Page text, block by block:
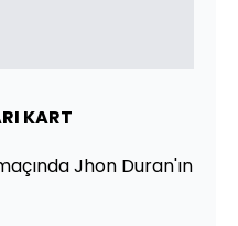
KART
Jhon Duran'ın